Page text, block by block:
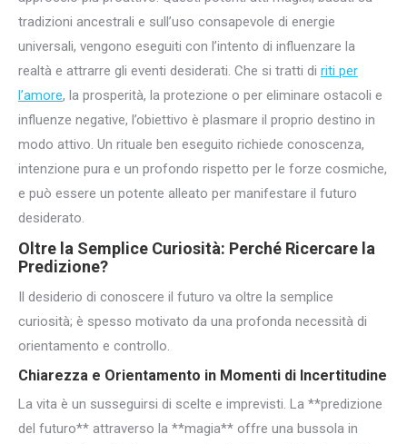
tradizioni ancestrali e sull’uso consapevole di energie
universali, vengono eseguiti con l’intento di influenzare la
realtà e attrarre gli eventi desiderati. Che si tratti di riti per
l’amore, la prosperità, la protezione o per eliminare ostacoli e
influenze negative, l’obiettivo è plasmare il proprio destino in
modo attivo. Un rituale ben eseguito richiede conoscenza,
intenzione pura e un profondo rispetto per le forze cosmiche,
e può essere un potente alleato per manifestare il futuro
desiderato.
Oltre la Semplice Curiosità: Perché Ricercare la
Predizione?
Il desiderio di conoscere il futuro va oltre la semplice
curiosità; è spesso motivato da una profonda necessità di
orientamento e controllo.
Chiarezza e Orientamento in Momenti di Incertitudine
La vita è un susseguirsi di scelte e imprevisti. La **predizione
del futuro** attraverso la **magia** offre una bussola in